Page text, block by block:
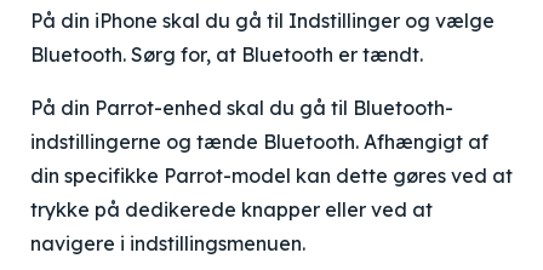
På din iPhone skal du gå til Indstillinger og vælge
Bluetooth. Sørg for, at Bluetooth er tændt.
På din Parrot-enhed skal du gå til Bluetooth-
indstillingerne og tænde Bluetooth. Afhængigt af
din specifikke Parrot-model kan dette gøres ved at
trykke på dedikerede knapper eller ved at
navigere i indstillingsmenuen.